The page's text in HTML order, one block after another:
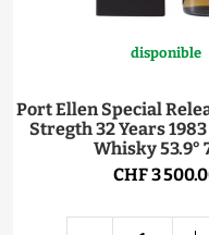
disponible
Port Ellen Special
Stregth 32 Years
Whisky 53.9°
CHF 3